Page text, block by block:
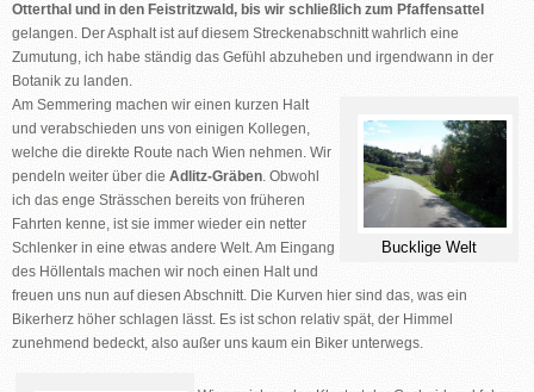
Otterthal und in den Feistritzwald, bis wir schließlich zum Pfaffensattel
gelangen. Der Asphalt ist auf diesem Streckenabschnitt wahrlich eine
Zumutung, ich habe ständig das Gefühl abzuheben und irgendwann in der
Botanik zu landen.
Bucklige Welt
Am Semmering machen wir einen kurzen Halt
und verabschieden uns von einigen Kollegen,
welche die direkte Route nach Wien nehmen. Wir
pendeln weiter über die Adlitz-Gräben. Obwohl
ich das enge Strässchen bereits von früheren
Fahrten kenne, ist sie immer wieder ein netter
Schlenker in eine etwas andere Welt. Am Eingang
des Höllentals machen wir noch einen Halt und
freuen uns nun auf diesen Abschnitt. Die Kurven hier sind das, was ein
Bikerherz höher schlagen lässt. Es ist schon relativ spät, der Himmel
zunehmend bedeckt, also außer uns kaum ein Biker unterwegs.